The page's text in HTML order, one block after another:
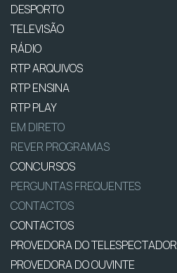
DESPORTO
TELEVISÃO
RÁDIO
RTP ARQUIVOS
RTP ENSINA
RTP PLAY
EM DIRETO
REVER PROGRAMAS
CONCURSOS
PERGUNTAS FREQUENTES
CONTACTOS
CONTACTOS
PROVEDORA DO TELESPECTADOR
PROVEDORA DO OUVINTE